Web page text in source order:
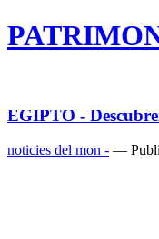
EGIPTO -
noticies del mon - —